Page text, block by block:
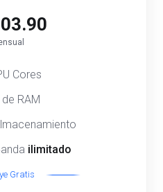
Cores
de RAM
ilimitado
Gratis